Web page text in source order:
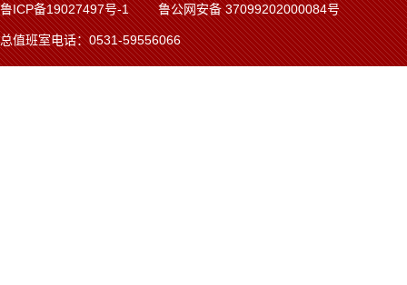
鲁ICP备19027497号-1 鲁公网安备 37099202000084号
总值班室电话：0531-59556066